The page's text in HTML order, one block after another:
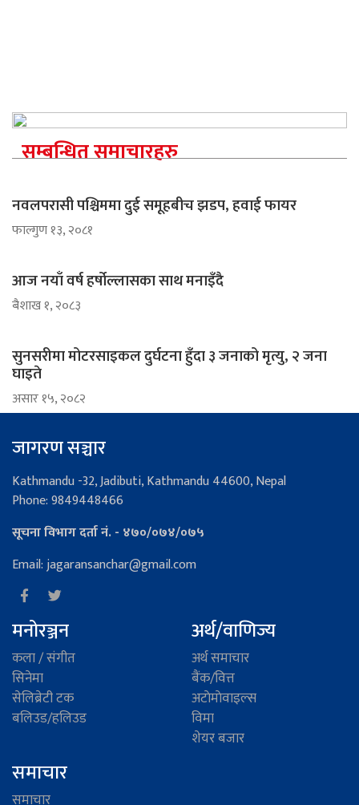
सम्बन्धित समाचारहरु
नवलपरासी पश्चिममा दुई समूहबीच झडप, हवाई फायर
फाल्गुण १३, २०८१
आज नयाँ वर्ष हर्षोल्लासका साथ मनाइँदै
ब‌ैशाख १, २०८३
सुनसरीमा मोटरसाइकल दुर्घटना हुँदा ३ जनाको मृत्यु, २ जना
घाइते
असार १५, २०८२
जागरण सञ्चार
Kathmandu -32, Jadibuti, Kathmandu 44600, Nepal
Phone: 9849448466
सूचना विभाग दर्ता नं. - ४७०/०७४/०७५
Email: jagaransanchar@gmail.com
मनोरञ्जन
कला / संगीत
सिनेमा
सेलिब्रेटी टक
बलिउड/हलिउड
अर्थ/वाणिज्य
अर्थ समाचार
बैंक/वित्त
अटाेमाेवाइल्स
विमा
शेयर बजार
समाचार
समाचार